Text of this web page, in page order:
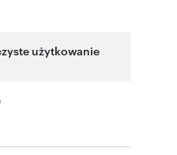
użytkowanie